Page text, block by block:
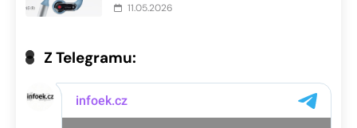
11.05.2026
Z Telegramu: